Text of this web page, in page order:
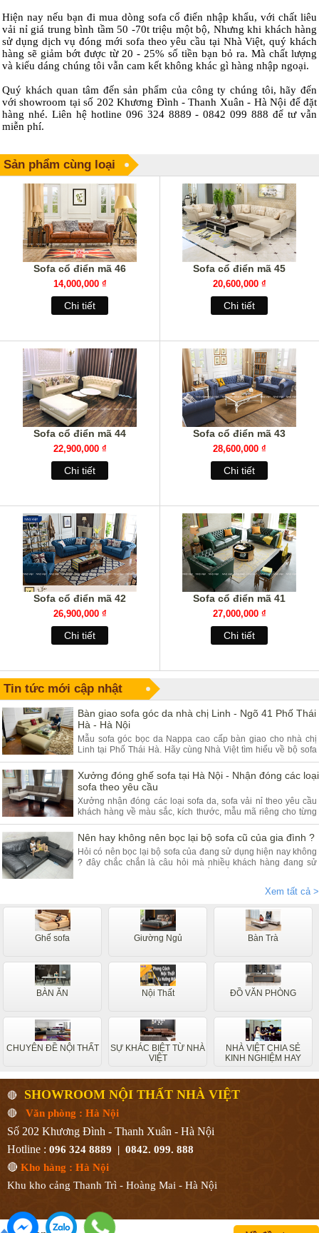
Hiện nay nếu bạn đi mua dòng sofa cổ điển nhập khẩu, với chất liêu
vải nỉ giá trung bình tầm 50 -70t triệu một bộ, Nhưng khi khách hàng
sử dụng dịch vụ đóng mới sofa theo yêu cầu tại Nhà Việt, quý khách
hàng sẽ giảm bớt được từ 20 - 25% số tiền bạn bỏ ra. Mà chất lượng
và kiểu dáng chúng tôi vẫn cam kết không khác gì hàng nhập ngoại.
Quý khách quan tâm đến sản phẩm của công ty chúng tôi, hãy đến
với showroom tại số 202 Khương Đình - Thanh Xuân - Hà Nội để đặt
hàng nhé. Liên hệ hotline 096 324 8889 - 0842 099 888 để tư vẫn
miễn phí.
Sản phẩm cùng loại
Sofa cổ điển mã 46
14,000,000 ₫
Chi tiết
Sofa cổ điển mã 45
20,600,000 ₫
Chi tiết
Sofa cổ điển mã 44
22,900,000 ₫
Chi tiết
Sofa cổ điển mã 43
28,600,000 ₫
Chi tiết
Sofa cổ điển mã 42
26,900,000 ₫
Chi tiết
Sofa cổ điển mã 41
27,000,000 ₫
Chi tiết
Tin tức mới cập nhật
Bàn giao sofa góc da nhà chị Linh - Ngõ 41 Phố Thái
Hà - Hà Nội
Mẫu sofa góc bọc da Nappa cao cấp bàn giao cho nhà chị
Linh tại Phố Thái Hà. Hãy cùng Nhà Việt tìm hiểu về bộ sofa
góc da và ưu điểm của sản phẩm.
Xưởng đóng ghế sofa tại Hà Nội - Nhận đóng các loại
sofa theo yêu cầu
Xưởng nhận đóng các loại sofa da, sofa vải nỉ theo yêu cầu
khách hàng về màu sắc, kích thước, mẫu mã riêng cho từng
khách hàng. Quý khách đang có nhu cầu tìm xưởng sofa hãy
tham khảo bài viết dưới đây.
Nên hay không nên bọc lại bộ sofa cũ của gia đình ?
Hỏi có nên bọc lại bộ sofa của đang sử dụng hiện nay không
? đây chắc chắn là câu hỏi mà nhiều khách hàng đang sử
Xem tất cả >
Ghế sofa Giường Ngủ Bàn Trà
BÀN ĂN Nội Thất ĐỒ VĂN PHÒNG
CHUYÊN ĐỀ NỘI THẤT
SỰ KHÁC BIỆT TỪ NHÀ
VIỆT
NHÀ VIỆT CHIA SẺ
KINH NGHIỆM HAY
🔴 SHOWROOM NỘI THẤT NHÀ VIỆT
🔴 Văn phòng : Hà Nội
Số 202 Khương Đình - Thanh Xuân - Hà Nội
Hotline : 096 324 8889 | 0842. 099. 888
🔴 Kho hàng : Hà Nội
Khu kho cảng Thanh Trì - Hoàng Mai - Hà Nội